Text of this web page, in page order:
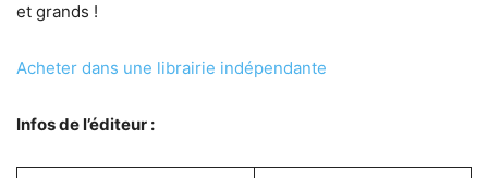
et grands !
Acheter dans une librairie indépendante
Infos de l’éditeur :